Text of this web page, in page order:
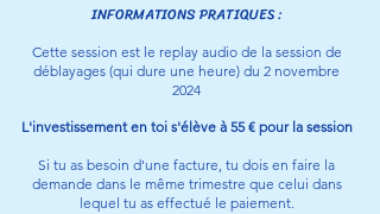
INFORMATIONS PRATIQUES :
Cette session est le replay audio de la session de
déblayages (qui dure une heure) du 2 novembre
2024
L'investissement en toi s'élève à 55 € pour la session
Si tu as besoin d'une facture, tu dois en faire la
demande dans le même trimestre que celui dans
lequel tu as effectué le paiement.